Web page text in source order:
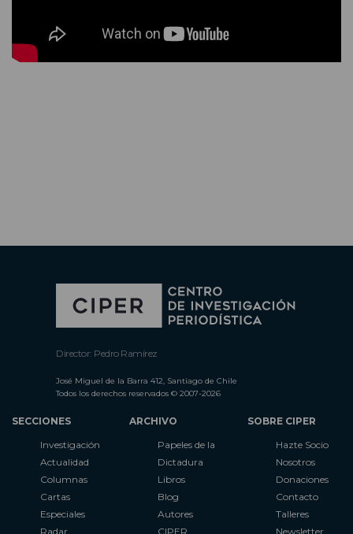
Director: Pedro Ramírez
José Miguel de la Barra 412, Santiago de Chile
Todos los derechos reservados © 2007-2026
SECCIONES
Investigación
Actualidad
Columnas
Cartas
Especiales
Radar
ARCHIVO
Papeles de la
Dictadura
Libros
Blog
Autores
CIPER
SOBRE CIPER
Hazte Socio
Nosotros
Donaciones
Contacto
Talleres
Newsletter